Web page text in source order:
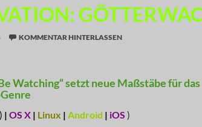
KOMMENTAR HINTERLASSEN
Watching“ setzt neue Maßstäbe für das
| OS X | Linux | Android | iOS )